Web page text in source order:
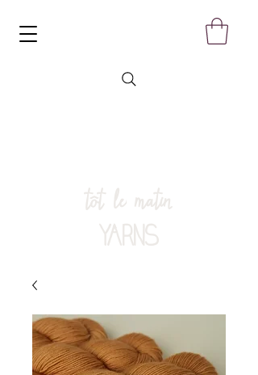
tôt le matin
YARNS